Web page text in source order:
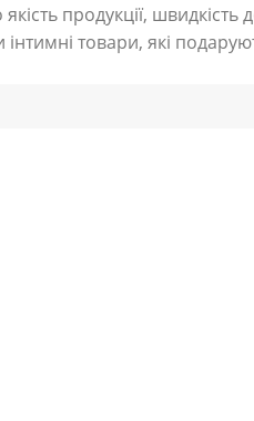
продукції, швидкість
товари, які